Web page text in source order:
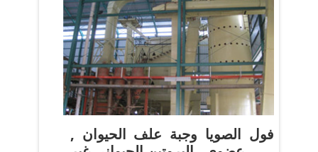
فول الصويا وجبة علف الحيوان ,